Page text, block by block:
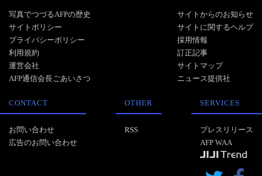
写真でつづるAFPの歴史
サイトポリシー
プライバシーポリシー
利用規約
運営会社
AFP通信会長ごあいさつ
サイトからのお知らせ
サイトに関するヘルプ
採用情報
訂正記事
サイトマップ
ニュース提供社
CONTACT
お問い合わせ
広告のお問い合わせ
OTHER
RSS
SERVICES
プレスリリース
AFP WAA